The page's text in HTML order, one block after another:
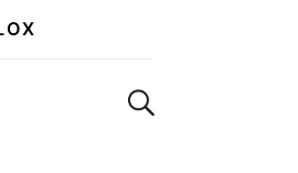
Поиск по сайту